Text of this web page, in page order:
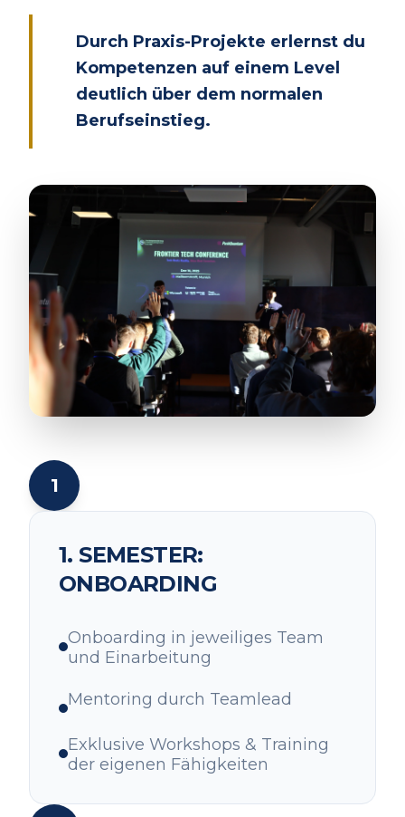
Durch Praxis-Projekte erlernst du
Kompetenzen auf einem Level
deutlich über dem normalen
Berufseinstieg.
1
1. SEMESTER:
ONBOARDING
Onboarding in jeweiliges Team
und Einarbeitung
Mentoring durch Teamlead
Exklusive Workshops & Training
der eigenen Fähigkeiten